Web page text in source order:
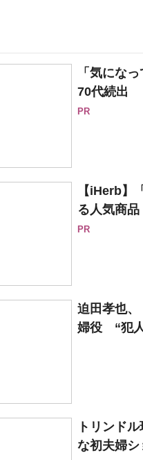
「気にな
70代続出
PR
【iHerb】
る人気商品
PR
迫田孝也
婦役 “犯
トリンド
な初夫婦シ